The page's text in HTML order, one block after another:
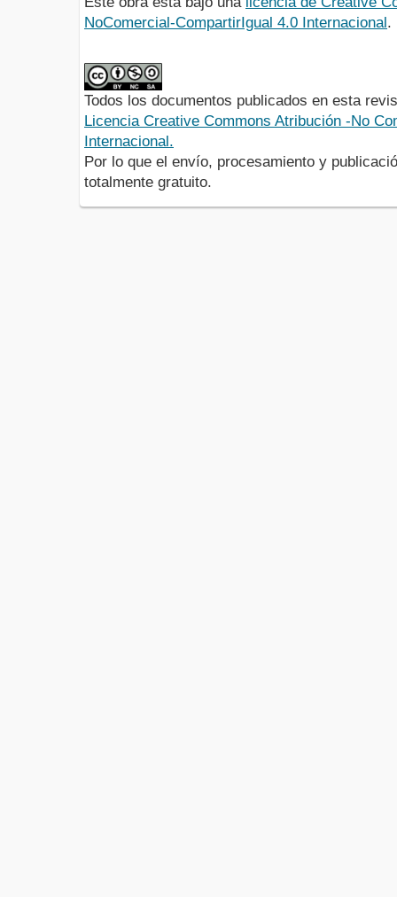
NoComercial-CompartirIgual 4.0 Internacional.
Todos los documentos publicados en esta
Licencia Creative Commons Atribución -No
Internacional.
Por lo que el envío, procesamiento y
totalmente gratuito.